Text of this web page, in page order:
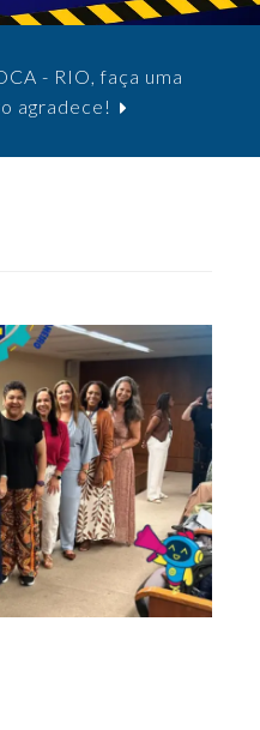
- RIO, faça uma
agradece!